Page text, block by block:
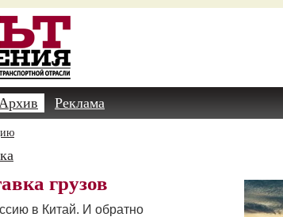
Реклама
грузов
в Китай. И обратно